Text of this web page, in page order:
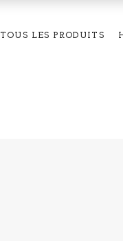
TOUS LES PRODUITS